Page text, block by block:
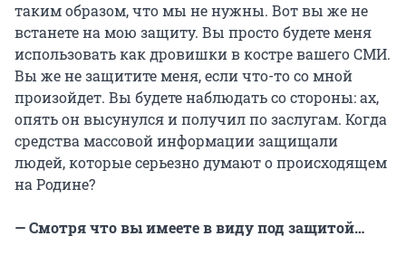
таким образом, что мы не нужны. Вот вы же не
встанете на мою защиту. Вы просто будете меня
использовать как дровишки в костре вашего СМИ.
Вы же не защитите меня, если что-то со мной
произойдет. Вы будете наблюдать со стороны: ах,
опять он высунулся и получил по заслугам. Когда
средства массовой информации защищали
людей, которые серьезно думают о происходящем
на Родине?
— Смотря что вы имеете в виду под защитой…